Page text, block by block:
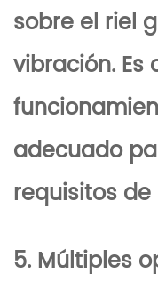
sobre el riel
vibración. Es
adecuado
requisitos
5. Múltiples